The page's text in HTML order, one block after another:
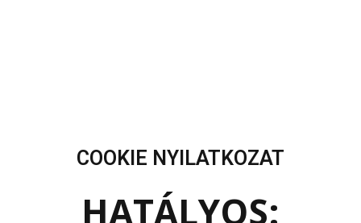
COOKIE NYILATKOZAT
HATÁLYOS: